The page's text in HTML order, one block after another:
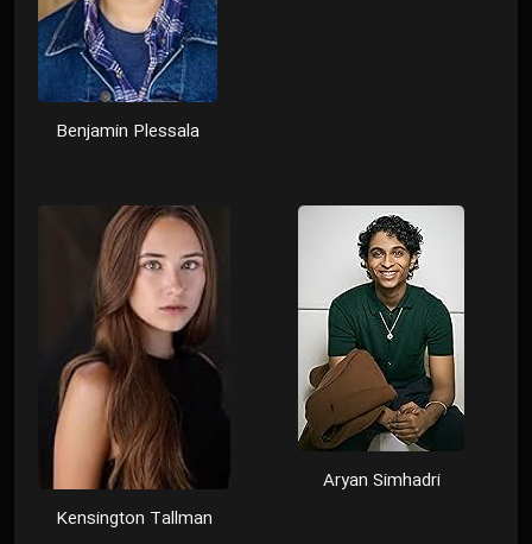
Benjamin Plessala
Aryan Simhadri
Kensington Tallman